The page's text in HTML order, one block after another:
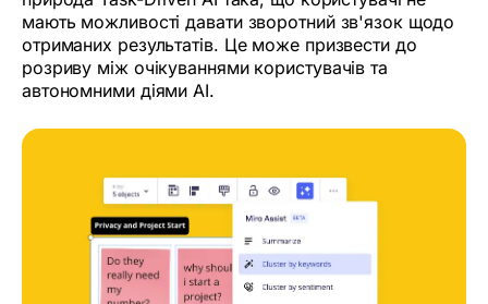
мають можливості давати зворотний зв'язок щодо
отриманих результатів. Це може призвести до
розриву між очікуваннями користувачів та
автономними діями AI.